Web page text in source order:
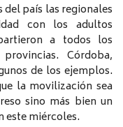
país las regionales
con los adultos
a todos los
Córdoba,
de los ejemplos.
la movilización sea
sino más bien un
este miércoles.